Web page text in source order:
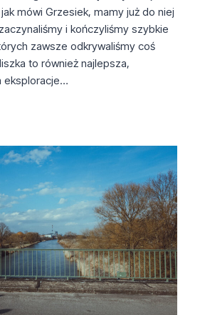
mówi Grzesiek, mamy już do niej
i kończyliśmy szybkie
zawsze odkrywaliśmy coś
to również najlepsza,
eksploracje…